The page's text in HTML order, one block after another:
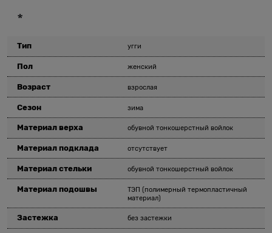
*
Тип угги
Пол женский
Возраст взрослая
Сезон зима
Материал верха обувной тонкошерстный войлок
Материал подклада отсутствует
Материал стельки обувной тонкошерстный войлок
Материал подошвы
ТЭП (полимерный термопластичный
материал)
Застежка без застежки